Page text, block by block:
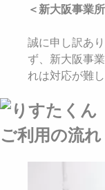
＜新大阪事業
誠に申し訳あ
ず、新大阪事
れは対応が難
ご利用の流れ